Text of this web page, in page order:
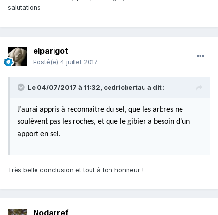
salutations
elparigot
Posté(e) 4 juillet 2017
Le 04/07/2017 à 11:32, cedricbertau a dit :
J’aurai appris à reconnaitre du sel, que les arbres ne
soulèvent pas les roches, et que le gibier a besoin d'un
apport en sel.
Très belle conclusion et tout à ton honneur !
Nodarref